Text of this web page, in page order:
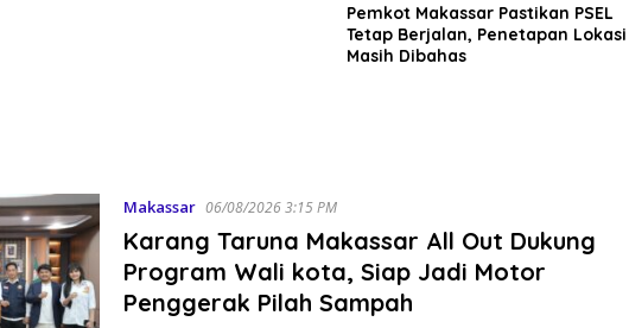
Pemkot Makassar Pastikan PSEL
Tetap Berjalan, Penetapan Lokasi
Masih Dibahas
Makassar 06/08/2026 3:15 PM
Karang Taruna Makassar All Out Dukung
Program Wali kota, Siap Jadi Motor
Penggerak Pilah Sampah